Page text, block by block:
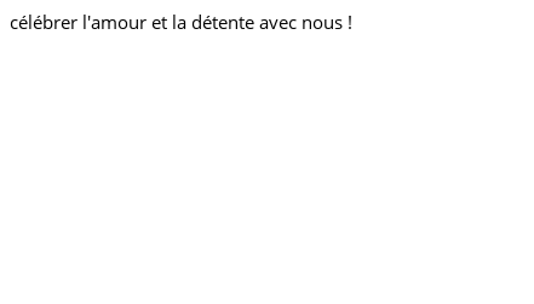
célébrer l'amour et la détente avec nous !